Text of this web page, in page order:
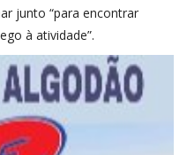
junto “para encontrar
à atividade”.